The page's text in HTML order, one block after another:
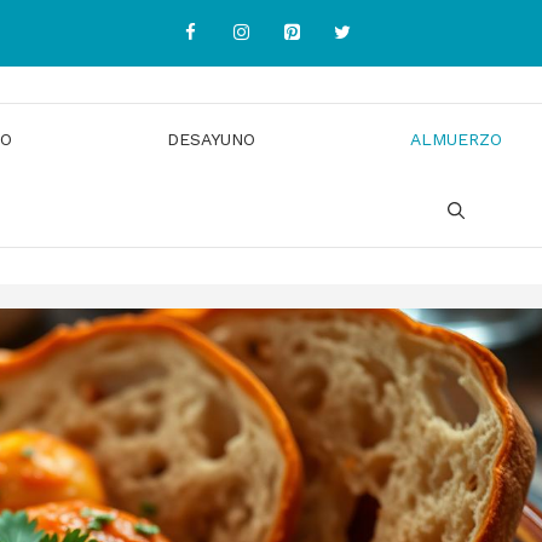
DESAYUNO ALMUERZO